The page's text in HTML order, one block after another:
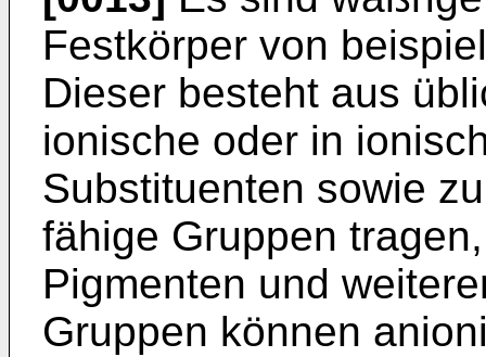
Festkörper von
Dieser besteht aus
ionische oder in
Substituenten sowie
fähige Gruppen
Pigmenten und
Gruppen können